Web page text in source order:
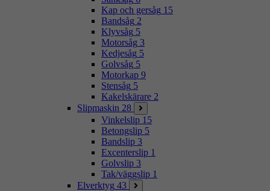
Kap och gersåg 15
Bandsåg 2
Klyvsåg 5
Motorsåg 3
Kedjesåg 5
Golvsåg 5
Motorkap 9
Stensåg 5
Kakelskärare 2
Slipmaskin 28
Vinkelslip 15
Betongslip 5
Bandslip 3
Excenterslip 1
Golvslip 3
Tak/väggslip 1
Elverktyg 43